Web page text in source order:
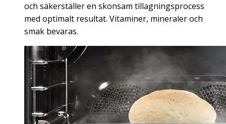
och säkerställer en skonsam tillagningsprocess
med optimalt resultat. Vitaminer, mineraler och
smak bevaras.